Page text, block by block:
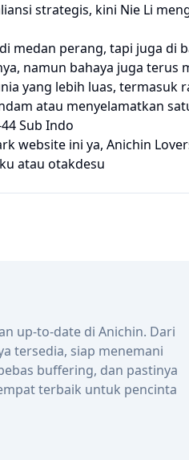
strategis, kini Nie Li
medan perang, tapi juga
namun bahaya juga
yang lebih luas,
atau menyelamatkan
Sub Indo
website ini ya, Anichin
atau otakdesu
up-to-date di Anichin. Dari
tersedia, siap menemani
buffering, dan pastinya
terbaik untuk pencinta